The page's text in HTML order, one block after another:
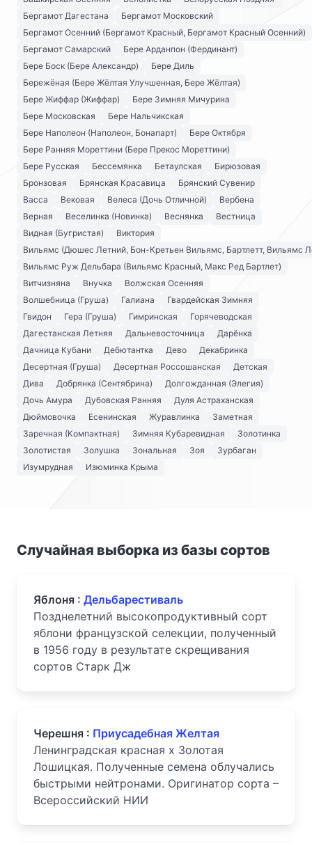
Бергамот Дагестана
Бергамот Московский
Бергамот Осенний (Бергамот Красный, Бергамот Красный Осенний)
Бергамот Самарский
Бере Арданпон (Фердинант)
Бере Боск (Бере Александр)
Бере Диль
Бережёная (Бере Жёлтая Улучшенная, Бере Жёлтая)
Бере Жиффар (Жиффар)
Бере Зимняя Мичурина
Бере Московская
Бере Нальчикская
Бере Наполеон (Наполеон, Бонапарт)
Бере Октября
Бере Ранняя Мореттини (Бере Прекос Мореттини)
Бере Русская
Бессемянка Бетаулская
Бирюзовая
Бронзовая
Брянская Красавица
Брянский Сувенир
Васса
Вековая Велеса (Дочь Отличной)
Вербена
Верная
Веселинка (Новинка) Веснянка
Вестница
Видная (Бугристая)
Виктория
Вильямс (Дюшес Летний, Бон-Кретьен Вильямс, Бартлетт, Вильямс
Вильямс Руж Дельбара (Вильямс Красный, Макс Ред Бартлет)
Витчизняна
Внучка
Волжская Осенняя
Волшебница (Груша)
Галиана
Гвардейская Зимняя
Гвидон
Гера (Груша) Гимринская
Горячеводская
Дагестанская Летняя
Дальневосточница
Дарёнка
Дачница Кубани
Дебютантка Дево
Декабринка
Десертная (Груша)
Десертная Россошанская
Детская
Дива
Добрянка (Сентябрина)
Долгожданная (Элегия)
Дочь Амура
Дубовская Ранняя
Дуля Астраханская
Дюймовочка
Есенинская Журавлинка
Заметная
Заречная (Компактная)
Зимняя Кубаревидная
Золотинка
Золотистая
Золушка Зональная Зоя
Зурбаган
Изумрудная
Изюминка Крыма
Случайная выборка из базы сортов
Яблоня : Дельбарестиваль
Позднелетний высокопродуктивный сорт
яблони французской селекции, полученный
в 1956 году в результате скрещивания
сортов Старк Дж
Черешня : Приусадебная Желтая
Ленинградская красная х Золотая
Лошицкая. Полученные семена облучались
быстрыми нейтронами. Оригинатор сорта –
Всероссийский НИИ